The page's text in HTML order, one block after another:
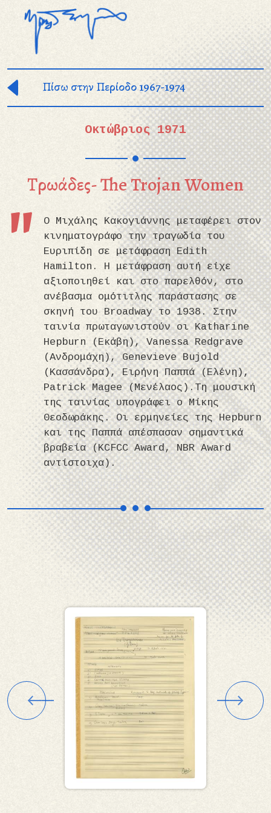
Παράκαμψη προς το κυρίως περιεχόμενο
Πίσω στην Περίοδο 1967-1974
Οκτώβριος 1971
Τρωάδες- The Trojan Women
Ο Μιχάλης Κακογιάννης μεταφέρει στον
κινηματογράφο την τραγωδία του
Ευριπίδη σε μετάφραση Edith
Hamilton. Η μετάφραση αυτή είχε
αξιοποιηθεί και στο παρελθόν, στο
ανέβασμα ομότιτλης παράστασης σε
σκηνή του Broadway το 1938. Στην
ταινία πρωταγωνιστούν οι Katharine
Hepburn (Εκάβη), Vanessa Redgrave
(Ανδρομάχη), Genevieve Bujold
(Κασσάνδρα), Ειρήνη Παππά (Ελένη),
Patrick Magee (Μενέλαος).Τη μουσική
της ταινίας υπογράφει ο Μίκης
Θεοδωράκης. Οι ερμηνείες της Hepburn
και της Παππά απέσπασαν σημαντικά
βραβεία (KCFCC Award, NBR Award
αντίστοιχα).
Εικόνα Εικόνα